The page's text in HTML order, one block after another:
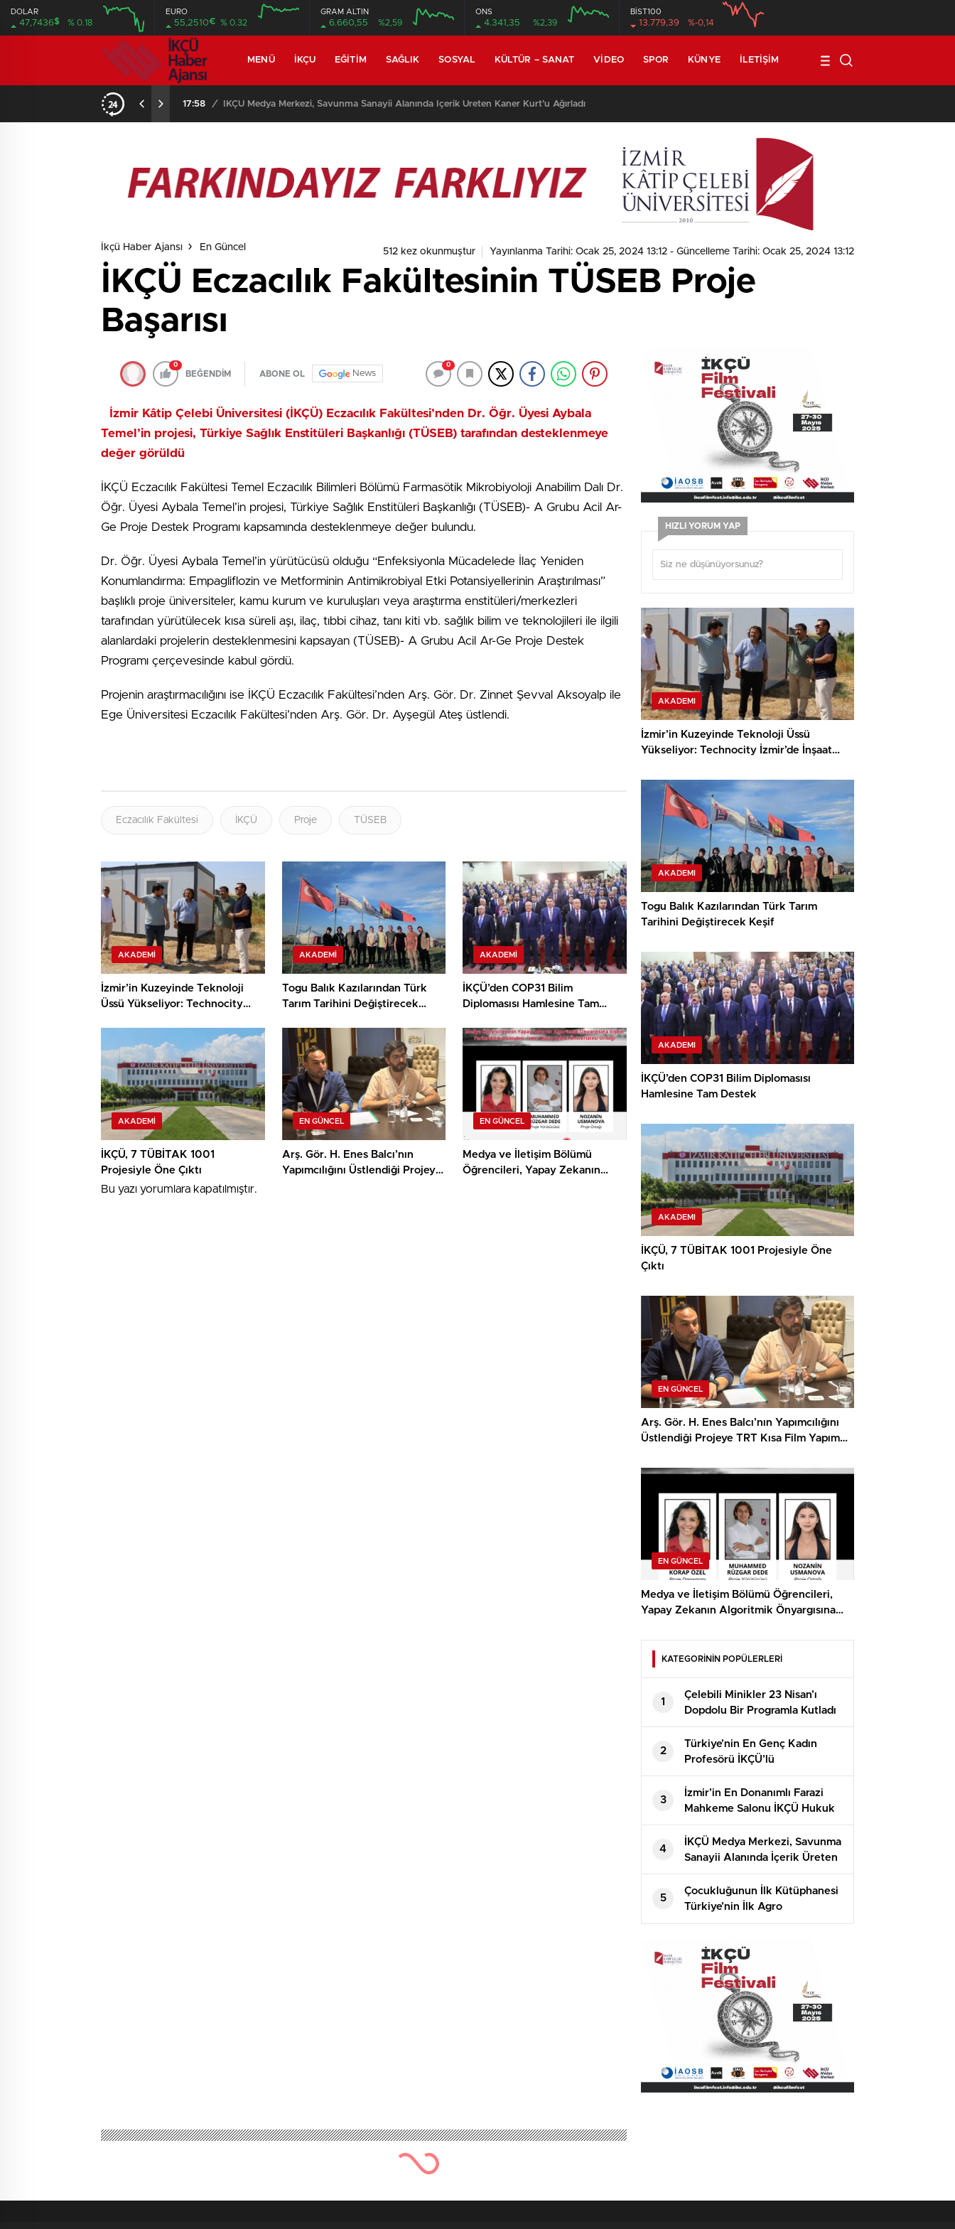
DOLAR
47,7436$ % 0.18
EURO
55,2510€ % 0.32
GRAM ALTIN
6.660,55 %2,59
ONS
4.341,35 %2,39
BİST100
13.779,39 %-0,14
MENÜ İKÇU EĞITIM SAĞLIK SOSYAL KÜLTÜR – SANAT VIDEO SPOR KÜNYE İLETIŞIM
17:58 / İKÇÜ Medya Merkezi, Savunma Sanayii Alanında İçerik Üreten Kaner Kurt’u Ağırladı
İkçü Haber Ajansı En Güncel 512 kez okunmuştur Yayınlanma Tarihi: Ocak 25, 2024 13:12 - Güncelleme Tarihi: Ocak 25, 2024 13:12
İKÇÜ Eczacılık Fakültesinin TÜSEB Proje
Başarısı
0
BEĞENDİM ABONE OL News
0
İzmir Kâtip Çelebi Üniversitesi (İKÇÜ) Eczacılık Fakültesi’nden Dr. Öğr. Üyesi Aybala
Temel’in projesi, Türkiye Sağlık Enstitüleri Başkanlığı (TÜSEB) tarafından desteklenmeye
değer görüldü
İKÇÜ Eczacılık Fakültesi Temel Eczacılık Bilimleri Bölümü Farmasötik Mikrobiyoloji Anabilim Dalı Dr.
Öğr. Üyesi Aybala Temel’in projesi, Türkiye Sağlık Enstitüleri Başkanlığı (TÜSEB)- A Grubu Acil Ar-
Ge Proje Destek Programı kapsamında desteklenmeye değer bulundu.
Dr. Öğr. Üyesi Aybala Temel’in yürütücüsü olduğu “Enfeksiyonla Mücadelede İlaç Yeniden
Konumlandırma: Empagliflozin ve Metforminin Antimikrobiyal Etki Potansiyellerinin Araştırılması”
başlıklı proje üniversiteler, kamu kurum ve kuruluşları veya araştırma enstitüleri/merkezleri
tarafından yürütülecek kısa süreli aşı, ilaç, tıbbi cihaz, tanı kiti vb. sağlık bilim ve teknolojileri ile ilgili
alanlardaki projelerin desteklenmesini kapsayan (TÜSEB)- A Grubu Acil Ar-Ge Proje Destek
Programı çerçevesinde kabul gördü.
Projenin araştırmacılığını ise İKÇÜ Eczacılık Fakültesi’nden Arş. Gör. Dr. Zinnet Şevval Aksoyalp ile
Ege Üniversitesi Eczacılık Fakültesi’nden Arş. Gör. Dr. Ayşegül Ateş üstlendi.
Eczacılık Fakültesi İKÇÜ Proje TÜSEB
AKADEMI
İzmir’in Kuzeyinde Teknoloji
Üssü Yükseliyor: Technocity
AKADEMI
Togu Balık Kazılarından Türk
Tarım Tarihini Değiştirecek
AKADEMI
İKÇÜ’den COP31 Bilim
Diplomasısı Hamlesine Tam
AKADEMI
İKÇÜ, 7 TÜBİTAK 1001
Projesiyle Öne Çıktı
EN GÜNCEL
Arş. Gör. H. Enes Balcı’nın
Yapımcılığını Üstlendiği Projeye
EN GÜNCEL
Medya ve İletişim Bölümü
Öğrencileri, Yapay Zekanın
Bu yazı yorumlara kapatılmıştır.
HIZLI YORUM YAP
AKADEMI
İzmir’in Kuzeyinde Teknoloji Üssü
Yükseliyor: Technocity İzmir’de İnşaat
AKADEMI
Togu Balık Kazılarından Türk Tarım
Tarihini Değiştirecek Keşif
AKADEMI
İKÇÜ’den COP31 Bilim Diplomasısı
Hamlesine Tam Destek
AKADEMI
İKÇÜ, 7 TÜBİTAK 1001 Projesiyle Öne
Çıktı
EN GÜNCEL
Arş. Gör. H. Enes Balcı’nın Yapımcılığını
Üstlendiği Projeye TRT Kısa Film Yapım
EN GÜNCEL
Medya ve İletişim Bölümü Öğrencileri,
Yapay Zekanın Algoritmik Önyargısına
KATEGORİNİN POPÜLERLERİ
1
Çelebili Minikler 23 Nisan’ı
Dopdolu Bir Programla Kutladı
2
Türkiye’nin En Genç Kadın
Profesörü İKÇÜ’lü
3
İzmir’in En Donanımlı Farazi
Mahkeme Salonu İKÇÜ Hukuk
Fakültesi’nde Açıldı
4
İKÇÜ Medya Merkezi, Savunma
Sanayii Alanında İçerik Üreten
Kaner Kurt’u Ağırladı
5
Çocukluğunun İlk Kütüphanesi
Türkiye’nin İlk Agro
Kütüphanesi Oldu